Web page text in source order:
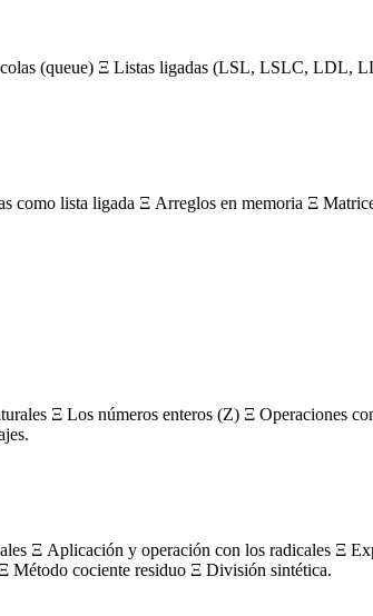
(queue) Ξ Listas ligadas (LSL, LSLC, LDL,
lista ligada Ξ Arreglos en memoria Ξ
Ξ Los números enteros (Z) Ξ Operaciones
Ξ Aplicación y operación con los radicales Ξ
cociente residuo Ξ División sintética.